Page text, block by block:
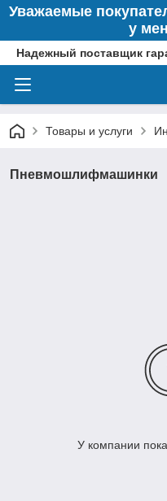
Уважаемые
у
Надежный поставщик
Товары и услуги
Пневмошлифмашинки
У компании